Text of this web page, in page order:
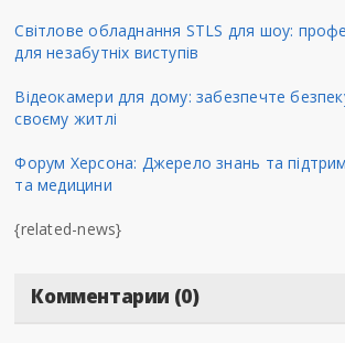
Світлове обладнання STLS для шоу:
для незабутніх виступів
Відеокамери для дому: забезпечте
своєму житлі
Форум Херсона: Джерело знань та
та медицини
{related-news}
Комментарии (0)